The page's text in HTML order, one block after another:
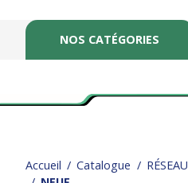
NOS CATÉGORIES
Accueil Catalogue RÉSEAU